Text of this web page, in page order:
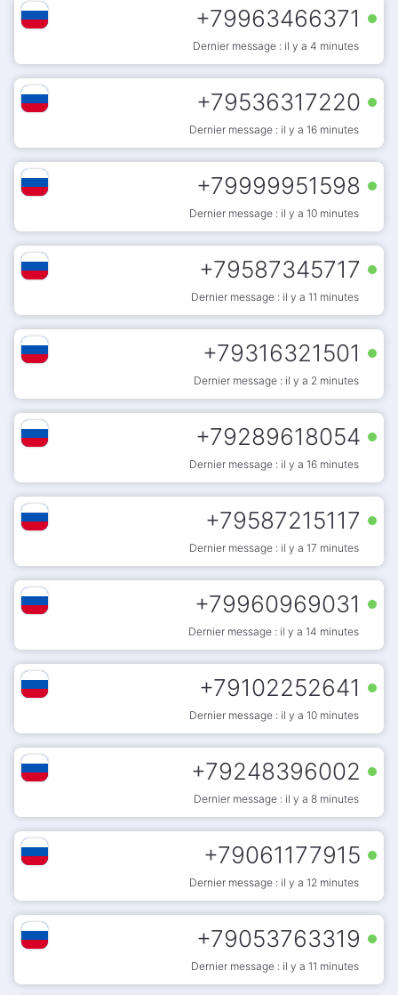
+79963466371
Dernier message : il y a 4 minutes
+79536317220
Dernier message : il y a 16 minutes
+79999951598
Dernier message : il y a 10 minutes
+79587345717
Dernier message : il y a 11 minutes
+79316321501
Dernier message : il y a 2 minutes
+79289618054
Dernier message : il y a 16 minutes
+79587215117
Dernier message : il y a 17 minutes
+79960969031
Dernier message : il y a 14 minutes
+79102252641
Dernier message : il y a 10 minutes
+79248396002
Dernier message : il y a 8 minutes
+79061177915
Dernier message : il y a 12 minutes
+79053763319
Dernier message : il y a 11 minutes